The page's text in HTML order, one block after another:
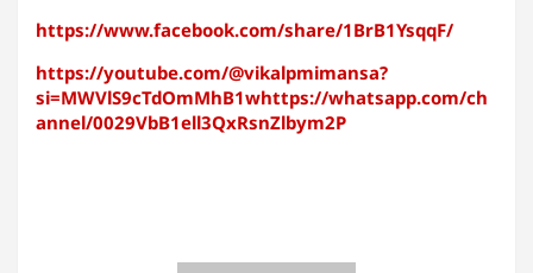
https://www.facebook.com/share/1BrB1YsqqF/
https://youtube.com/@vikalpmimansa?
si=MWVlS9cTdOmMhB1whttps://whatsapp.com/ch
annel/0029VbB1ell3QxRsnZlbym2P